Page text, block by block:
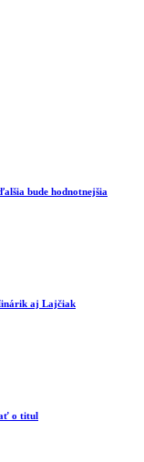
bude hodnotnejšia
aj Lajčiak
o titul